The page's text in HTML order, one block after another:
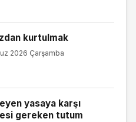
kurtulmak
2026 Çarşamba
yasaya karşı
gereken tutum